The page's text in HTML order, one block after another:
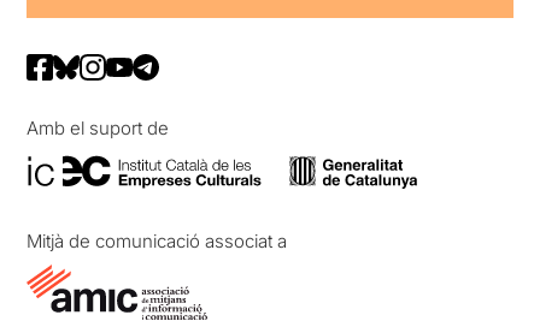
Amb el suport de
Mitjà de comunicació associat a